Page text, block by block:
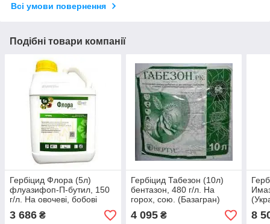
Всі умови повернення
Подібні товари компанії
Гербіцид Флора (5л)
флуазифоп-П-бутил, 150
г/л. На овочеві, бобові
3 686 ₴
Гербіцид Табезон (10л)
бентазон, 480 г/л. На
горох, сою. (Базагран)
4 095₴ 8